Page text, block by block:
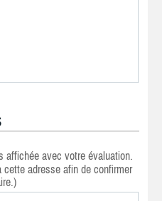
affichée avec votre évaluation.
adresse afin de confirmer